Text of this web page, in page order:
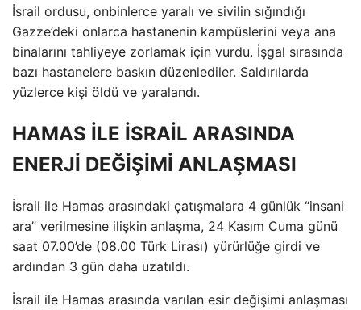
İsrail ordusu, onbinlerce yaralı ve sivilin sığındığı
Gazze’deki onlarca hastanenin kampüslerini veya ana
binalarını tahliyeye zorlamak için vurdu. İşgal sırasında
bazı hastanelere baskın düzenlediler. Saldırılarda
yüzlerce kişi öldü ve yaralandı.
HAMAS İLE İSRAİL ARASINDA
ENERJİ DEĞİŞİMİ ANLAŞMASI
İsrail ile Hamas arasındaki çatışmalara 4 günlük “insani
ara” verilmesine ilişkin anlaşma, 24 Kasım Cuma günü
saat 07.00’de (08.00 Türk Lirası) yürürlüğe girdi ve
ardından 3 gün daha uzatıldı.
İsrail ile Hamas arasında varılan esir değişimi anlaşması